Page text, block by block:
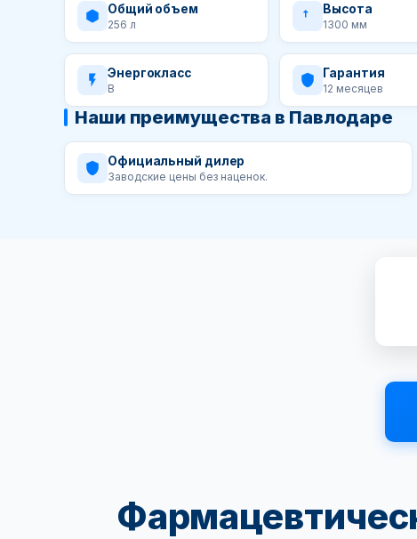
Общий объем
256 л
Высота
1300 мм
Энергокласс
B
Гарантия
12 месяцев
Наши преимущества в Павлодаре
Официальный дилер
Заводские цены без наценок.